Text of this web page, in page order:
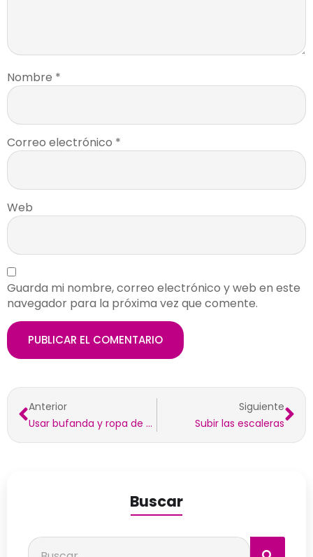
Nombre *
Correo electrónico *
Web
Guarda mi nombre, correo electrónico y web en este
navegador para la próxima vez que comente.
Anterior
Usar bufanda y ropa de abrigo
Siguiente
Subir las escaleras
Buscar